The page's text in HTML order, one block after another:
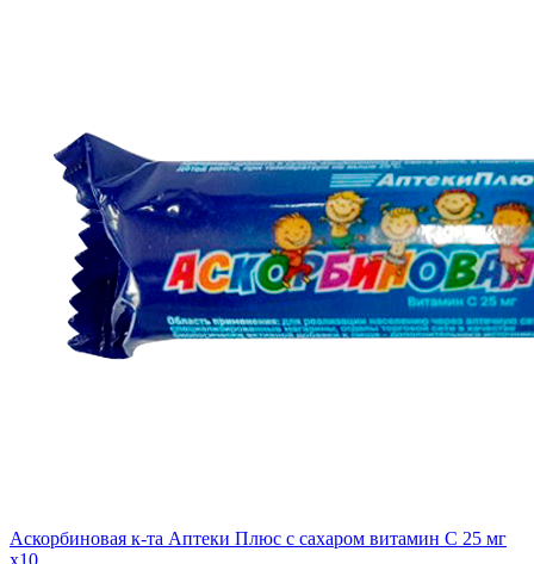
Аскорбиновая к-та Аптеки Плюс с сахаром витамин С 25 мг
x10